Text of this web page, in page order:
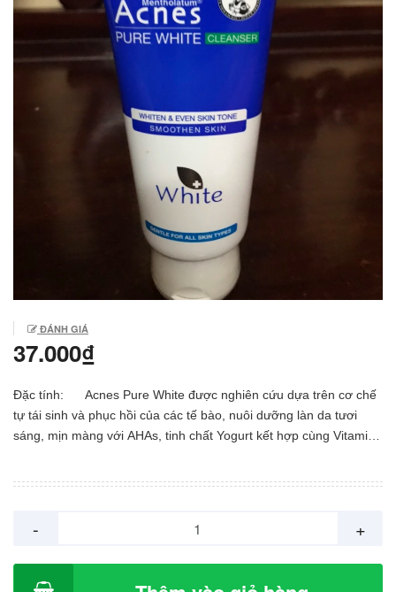
ĐÁNH GIÁ
37.000₫
Đặc tính: Acnes Pure White được nghiên cứu dựa trên cơ chế
tự tái sinh và phục hồi của các tế bào, nuôi dưỡng làn da tươi
sáng, mịn màng với AHAs, tinh chất Yogurt kết hợp cùng Vitamin
trong, cải thiện bề mặt da thô ráp; ngoài ra tinh chất Yogurt còn
lại sự mềm mại, mịn màng và tươi sáng cho làn da. - Vitamin
- +